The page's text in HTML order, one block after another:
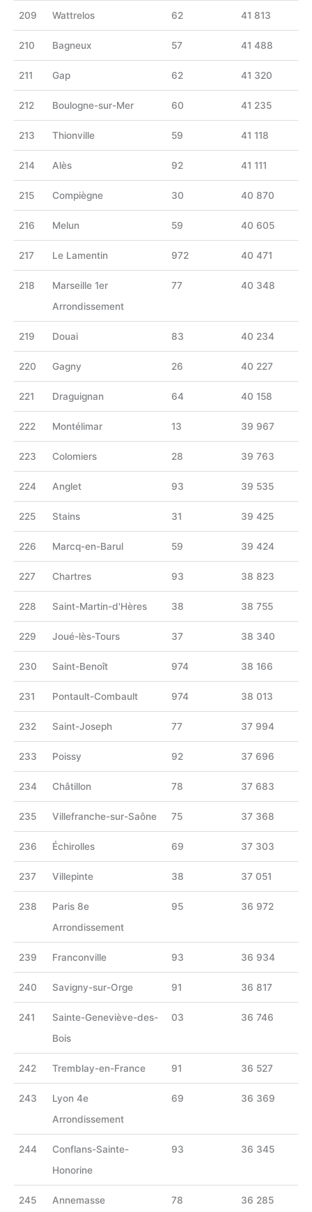
209 Wattrelos 62 41 813
210 Bagneux 57 41 488
211 Gap 62 41 320
212 Boulogne-sur-Mer 60 41 235
213 Thionville 59 41 118
214 Alès 92 41 111
215 Compiègne 30 40 870
216 Melun 59 40 605
217 Le Lamentin 972 40 471
218
Marseille 1er
Arrondissement
77 40 348
219 Douai 83 40 234
220 Gagny 26 40 227
221 Draguignan 64 40 158
222 Montélimar 13 39 967
223 Colomiers 28 39 763
224 Anglet 93 39 535
225 Stains 31 39 425
226 Marcq-en-Barul 59 39 424
227 Chartres 93 38 823
228 Saint-Martin-d'Hères 38 38 755
229 Joué-lès-Tours 37 38 340
230 Saint-Benoît 974 38 166
231 Pontault-Combault 974 38 013
232 Saint-Joseph 77 37 994
233 Poissy 92 37 696
234 Châtillon 78 37 683
235 Villefranche-sur-Saône 75 37 368
236 Échirolles 69 37 303
237 Villepinte 38 37 051
238
Paris 8e
Arrondissement
95 36 972
239 Franconville 93 36 934
240 Savigny-sur-Orge 91 36 817
241
Sainte-Geneviève-des-
Bois
03 36 746
242 Tremblay-en-France 91 36 527
243
Lyon 4e
Arrondissement
69 36 369
244
Conflans-Sainte-
Honorine
93 36 345
245 Annemasse 78 36 285